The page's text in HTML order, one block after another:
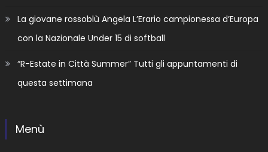
La giovane rossoblù Angela L’Erario campionessa d’Europa
con la Nazionale Under 15 di softball
“R-Estate in Città Summer” Tutti gli appuntamenti di
questa settimana
Menù